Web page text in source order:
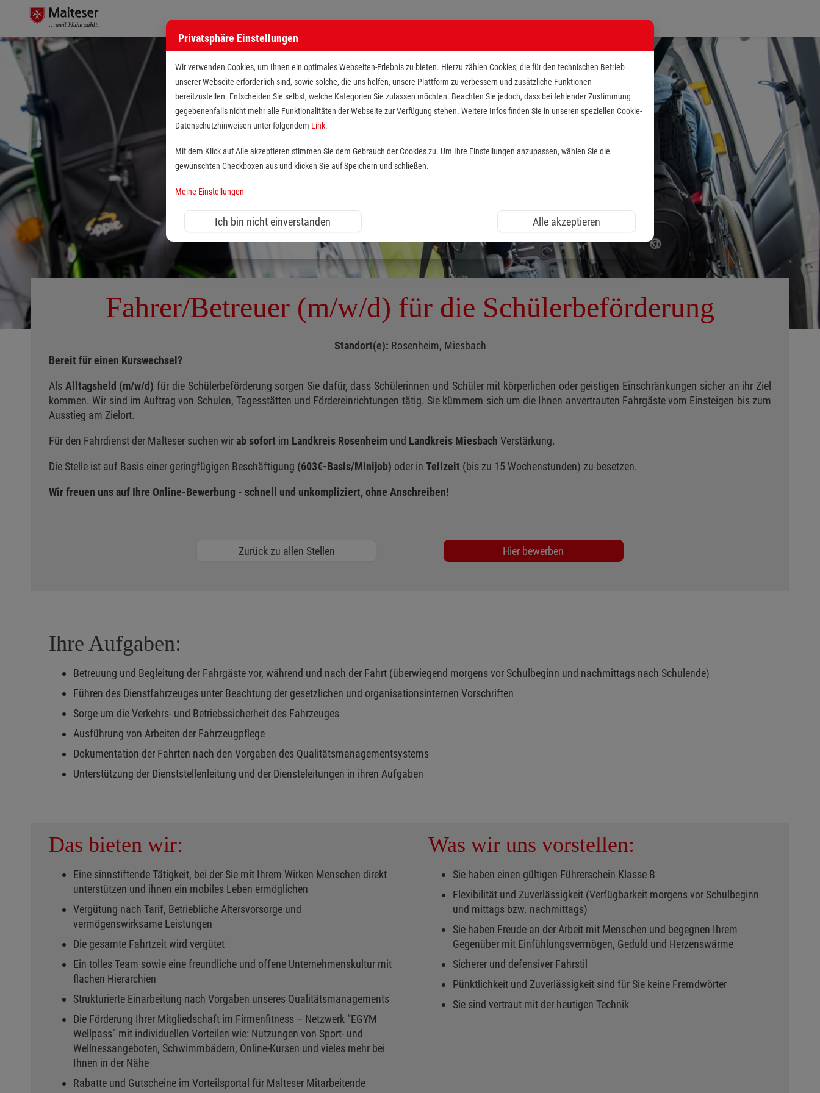
Fahrer/Betreuer (m/w/d) für die Schülerbeförderung
Standort(e): Rosenheim, Miesbach
Bereit für einen Kurswechsel?
Als Alltagsheld (m/w/d)für die Schülerbeförderung sorgen Sie dafür, dass Schülerinnen und Schüler mit körperlichen oder geistigen Einschränkungen sicher an ihr Ziel
kommen. Wir sind im Auftrag von Schulen, Tagesstätten und Fördereinrichtungen tätig. Sie kümmern sich um die Ihnen anvertrauten Fahrgäste vom Einsteigen bis zum
Ausstieg am Zielort.
Für den Fahrdienst der Malteser suchen wirab sofort im Landkreis Rosenheim und Landkreis Miesbach Verstärkung.
Die Stelle ist auf Basis einer geringfügigen Beschäftigung (603€-Basis/Minijob) oder in Teilzeit (bis zu 15 Wochenstunden) zu besetzen.
Wir freuen uns auf Ihre Online-Bewerbung - schnell und unkompliziert, ohne Anschreiben!
Zurück zu allen Stellen Hier bewerben
Ihre Aufgaben:
Betreuung und Begleitung der Fahrgäste vor, während und nach der Fahrt (überwiegend morgens vor Schulbeginn und nachmittags nach Schulende)
Führen des Dienstfahrzeuges unter Beachtung der gesetzlichen und organisationsinternen Vorschriften
Sorge um die Verkehrs- und Betriebssicherheit des Fahrzeuges
Ausführung von Arbeiten der Fahrzeugpflege
Dokumentation der Fahrten nach den Vorgaben des Qualitätsmanagementsystems
Unterstützung der Dienststellenleitung und der Diensteleitungen in ihren Aufgaben
Das bieten wir:
Eine sinnstiftende Tätigkeit, bei der Sie mit Ihrem Wirken Menschen direkt
unterstützen und ihnen ein mobiles Leben ermöglichen
Vergütung nach Tarif, Betriebliche Altersvorsorge und
vermögenswirksame Leistungen
​Die gesamte Fahrtzeit wird vergütet
Ein tolles Team sowie eine freundliche und offene Unternehmenskultur mit
flachen Hierarchien
Strukturierte Einarbeitung nach Vorgaben unseres Qualitätsmanagements
Die Förderung Ihrer Mitgliedschaft im Firmenfitness – Netzwerk “EGYM
Wellpass” mit individuellen Vorteilen wie: Nutzungen von Sport- und
Wellnessangeboten, Schwimmbädern, Online-Kursen und vieles mehr bei
Ihnen in der Nähe
Rabatte und Gutscheine im Vorteilsportal für Malteser Mitarbeitende
Was wir uns vorstellen:
Sie haben einen gültigen Führerschein Klasse B
Flexibilität und Zuverlässigkeit (Verfügbarkeit morgens vor Schulbeginn
und mittags bzw. nachmittags)
Sie haben Freude an der Arbeit mit Menschen und begegnen Ihrem
Gegenüber mit Einfühlungsvermögen, Geduld und Herzenswärme
Sicherer und defensiver Fahrstil
Pünktlichkeit und Zuverlässigkeit sind für Sie keine Fremdwörter
Sie sind vertraut mit der heutigen Technik
Privatsphäre Einstellungen
Wir verwenden Cookies, um Ihnen ein optimales Webseiten-Erlebnis zu bieten. Hierzu zählen Cookies, die für den technischen Betrieb
unserer Webseite erforderlich sind, sowie solche, die uns helfen, unsere Plattform zu verbessern und zusätzliche Funktionen
bereitzustellen. Entscheiden Sie selbst, welche Kategorien Sie zulassen möchten. Beachten Sie jedoch, dass bei fehlender Zustimmung
gegebenenfalls nicht mehr alle Funktionalitäten der Webseite zur Verfügung stehen. Weitere Infos finden Sie in unseren speziellen Cookie-
Datenschutzhinweisen unter folgendem Link.
Mit dem Klick auf Alle akzeptieren stimmen Sie dem Gebrauch der Cookies zu. Um Ihre Einstellungen anzupassen, wählen Sie die
gewünschten Checkboxen aus und klicken Sie auf Speichern und schließen.
Meine Einstellungen
Ich bin nicht einverstanden Alle akzeptieren